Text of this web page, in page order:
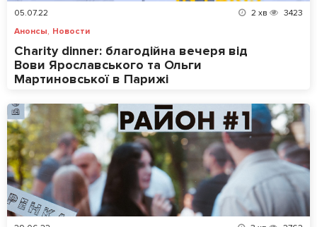
05.07.22 2 хв
3423
Анонсы, Новости
Charity dinner: благодійна вечеря від
Вови Ярославського та Ольги
Мартиновської в Парижі